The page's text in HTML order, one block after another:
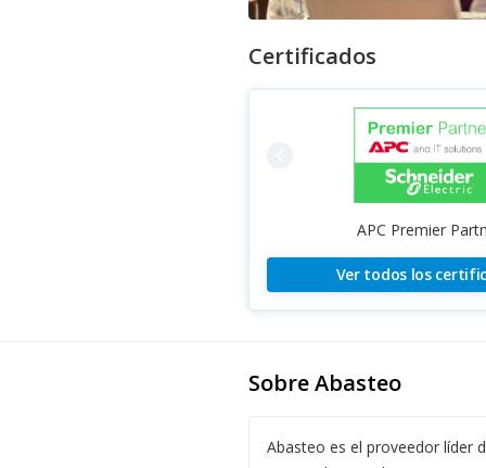
Certificados
APC Premier
Ver todos los
Sobre Abasteo
Abasteo es el proveedor líder